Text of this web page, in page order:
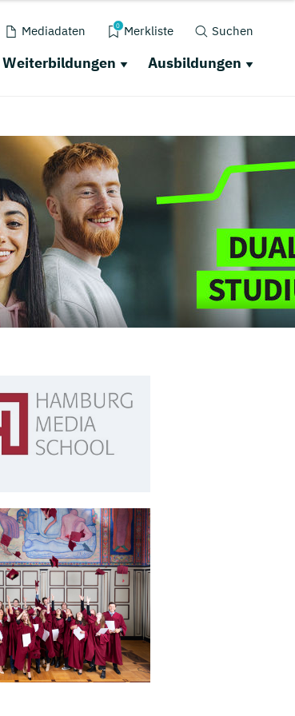
Mediadaten 0 Merkliste Suchen
Weiterbildungen Ausbildungen